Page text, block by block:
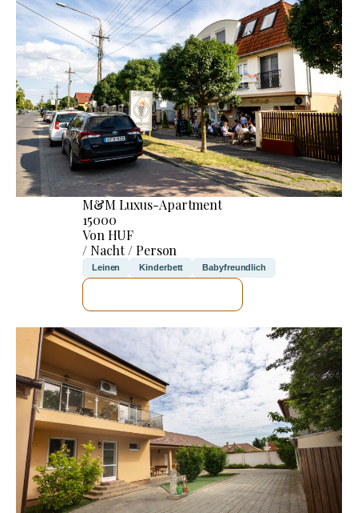
M&M Luxus-Apartment
15000
Von HUF
/ Nacht / Person
Leinen Kinderbett Babyfreundlich